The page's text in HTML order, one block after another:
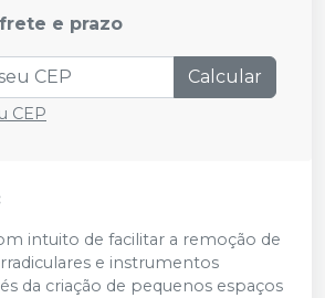
e prazo
Calcular
CEP
intuito de facilitar a remoção de
e instrumentos
da criação de pequenos espaços